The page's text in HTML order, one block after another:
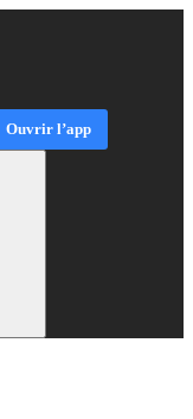
Ouvrir l’app